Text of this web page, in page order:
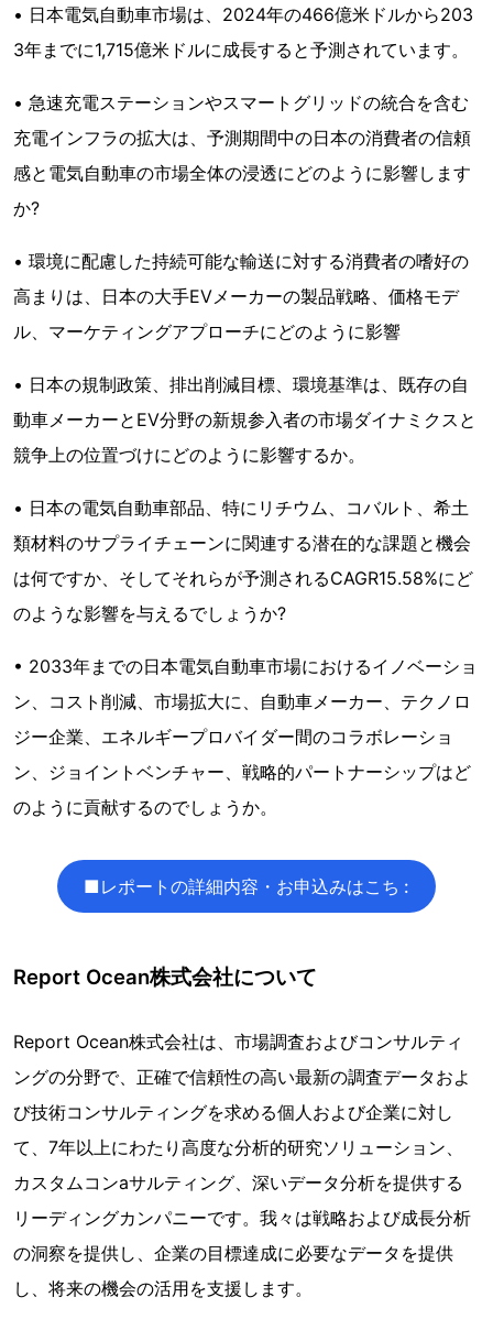
• 日本電気自動車市場は、2024年の466億米ドルから203
3年までに1,715億米ドルに成長すると予測されています。
• 急速充電ステーションやスマートグリッドの統合を含む
充電インフラの拡大は、予測期間中の日本の消費者の信頼
感と電気自動車の市場全体の浸透にどのように影響します
か?
• 環境に配慮した持続可能な輸送に対する消費者の嗜好の
高まりは、日本の大手EVメーカーの製品戦略、価格モデ
ル、マーケティングアプローチにどのように影響
• 日本の規制政策、排出削減目標、環境基準は、既存の自
動車メーカーとEV分野の新規参入者の市場ダイナミクスと
競争上の位置づけにどのように影響するか。
• 日本の電気自動車部品、特にリチウム、コバルト、希土
類材料のサプライチェーンに関連する潜在的な課題と機会
は何ですか、そしてそれらが予測されるCAGR15.58%にど
のような影響を与えるでしょうか?
• 2033年までの日本電気自動車市場におけるイノベーショ
ン、コスト削減、市場拡大に、自動車メーカー、テクノロ
ジー企業、エネルギープロバイダー間のコラボレーショ
ン、ジョイントベンチャー、戦略的パートナーシップはど
のように貢献するのでしょうか。
■レポートの詳細内容・お申込みはこち :
Report Ocean株式会社について
Report Ocean株式会社は、市場調査およびコンサルティ
ングの分野で、正確で信頼性の高い最新の調査データおよ
び技術コンサルティングを求める個人および企業に対し
て、7年以上にわたり高度な分析的研究ソリューション、
カスタムコンaサルティング、深いデータ分析を提供する
リーディングカンパニーです。我々は戦略および成長分析
の洞察を提供し、企業の目標達成に必要なデータを提供
し、将来の機会の活用を支援します。